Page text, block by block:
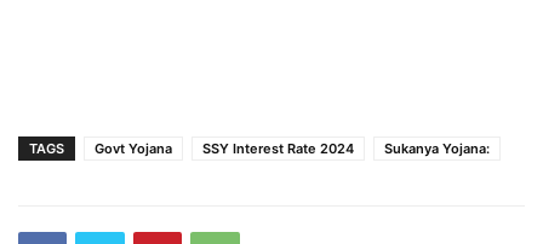
TAGS Govt Yojana SSY Interest Rate 2024 Sukanya Yojana: